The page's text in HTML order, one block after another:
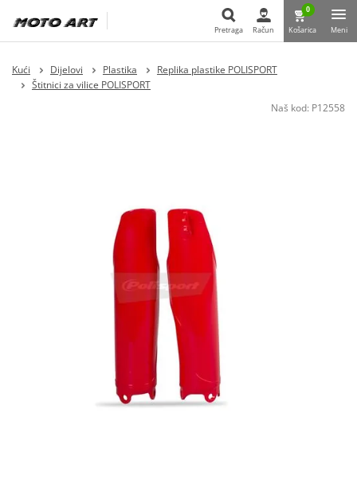
Pretraga Račun
0
Košarica Meni
Kući Dijelovi Plastika
Replika plastike POLISPORT
Štitnici za vilice POLISPORT
Naš kod: P12558